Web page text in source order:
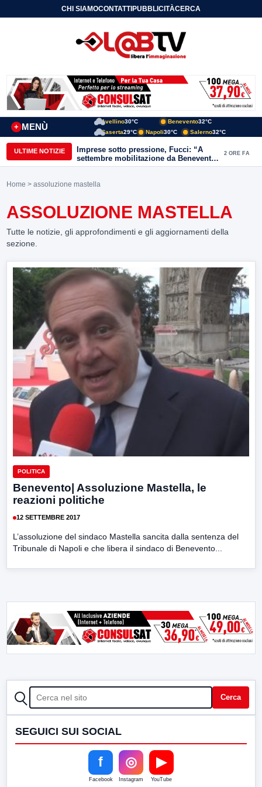
CHI SIAMOCONTATTIPUBBLICITÀCERCA
MENÙ
+
Avellino30°C Benevento32°C
Caserta29°C Napoli30°C Salerno32°C
ULTIME NOTIZIE
Imprese sotto pressione, Fucci: “A
settembre mobilitazione da Benevento
e Avellino”
2 ORE FA
Home > assoluzione mastella
ASSOLUZIONE MASTELLA
Tutte le notizie, gli approfondimenti e gli aggiornamenti della
sezione.
POLITICA
Benevento| Assoluzione Mastella, le
reazioni politiche
12 SETTEMBRE 2017
L’assoluzione del sindaco Mastella sancita dalla sentenza del
Tribunale di Napoli e che libera il sindaco di Benevento...
CERCA Cerca
SEGUICI SUI SOCIAL
f
Facebook
◎
Instagram
▶
YouTube